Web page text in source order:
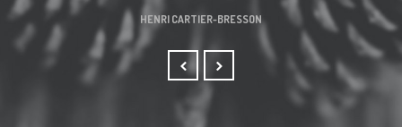
HENRI CARTIER-BRESSON